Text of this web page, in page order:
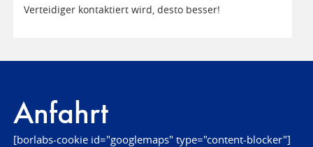
Verteidiger kontaktiert wird, desto besser!
Anfahrt
[borlabs-cookie id="googlemaps" type="content-blocker"]